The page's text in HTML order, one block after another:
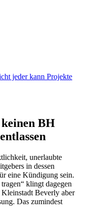
jeder kann Projekte
BH
unerlaubte
in dessen
eine Kündigung sein.
klingt dagegen
Beverly aber
Das zumindest